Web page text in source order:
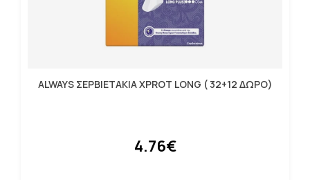
ALWAYS ΣΕΡΒΙΕΤΑΚΙΑ XPROT LONG ( 32+12 ΔΩΡΟ)
4.76€